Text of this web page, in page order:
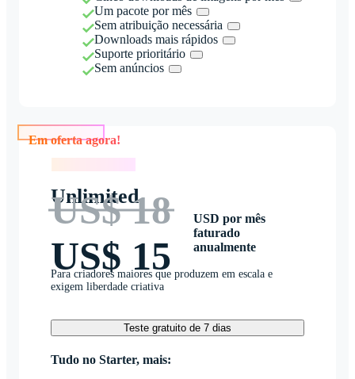
Um pacote por mês
Sem atribuição necessária
Downloads mais rápidos
Suporte prioritário
Sem anúncios
Unlimited
US$ 18
US$ 15
USD por mês
faturado
anualmente
Para criadores maiores que produzem em escala e
exigem liberdade criativa
Teste gratuito de 7 dias
Tudo no Starter, mais: